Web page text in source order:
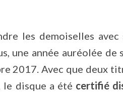
les demoiselles
une année auréolée de
2017. Avec que deux
le disque a été certifié